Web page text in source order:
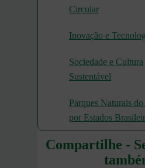
Circular
Inovação e
Sociedade e Cultura
Sustentável
Parques Naturais
por Estados
Compartilhe -